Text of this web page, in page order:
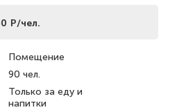
Р/чел.
Помещение
90 чел.
Только за еду и
напитки